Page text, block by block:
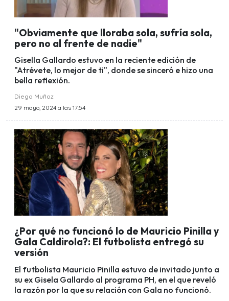
"Obviamente que lloraba sola, sufría sola,
pero no al frente de nadie"
Gisella Gallardo estuvo en la reciente edición de
"Atrévete, lo mejor de ti", donde se sinceró e hizo una
bella reflexión.
Diego Muñoz
29 mayo, 2024 a las 17:54
¿Por qué no funcionó lo de Mauricio Pinilla y
Gala Caldirola?: El futbolista entregó su
versión
El futbolista Mauricio Pinilla estuvo de invitado junto a
su ex Gisela Gallardo al programa PH, en el que reveló
la razón por la que su relación con Gala no funcionó.